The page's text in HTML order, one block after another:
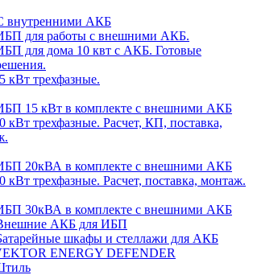
внутренними АКБ
для работы с внешними АКБ.
для дома 10 квт с АКБ. Готовые
кВт трехфазные.
15 кВт в комплекте с внешними АКБ
трехфазные. Расчет, КП, поставка,
20кВА в комплекте с внешними АКБ
трехфазные. Расчет, поставка, монтаж.
30кВА в комплекте с внешними АКБ
АКБ для ИБП
шкафы и стеллажи для АКБ
ENERGY DEFENDER